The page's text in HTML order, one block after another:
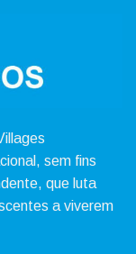
sem fins
que luta
a viverem